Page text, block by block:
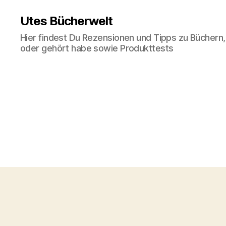
Utes Bücherwelt
Hier findest Du Rezensionen und Tipps zu
oder gehört habe sowie Produkttests